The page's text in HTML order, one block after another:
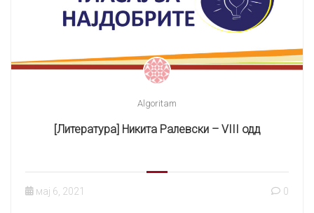
Algoritam
[Литература] Никита Ралевски – VIII одд
мај 6, 2021 0